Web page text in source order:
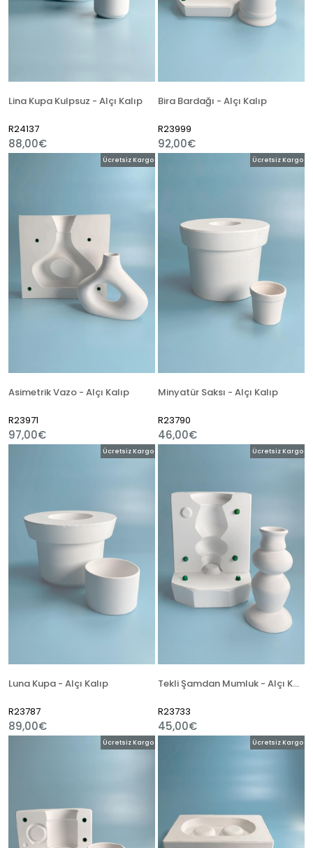
Lina Kupa Kulpsuz - Alçı Kalıp
R24137
88,00€
Bira Bardağı - Alçı Kalıp
R23999
92,00€
Asimetrik Vazo - Alçı Kalıp
R23971
97,00€
Ücretsiz Kargo
Minyatür Saksı - Alçı Kalıp
R23790
46,00€
Ücretsiz Kargo
Luna Kupa - Alçı Kalıp
R23787
89,00€
Ücretsiz Kargo
Tekli Şamdan Mumluk - Alçı Kalıp
R23733
45,00€
Ücretsiz Kargo
Ücretsiz Kargo Ücretsiz Kargo